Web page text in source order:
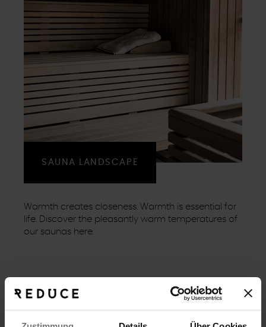
SAUNA LANDSCAPE
Warmth creates closeness. Warmth is essential for
life. Discover the pleasantly warm temperatures of
our saunas here.